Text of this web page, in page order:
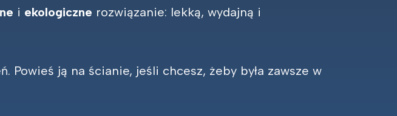
i ekologiczne rozwiązanie: lekką, wydajną i
Powieś ją na ścianie, jeśli chcesz, żeby była zawsze w